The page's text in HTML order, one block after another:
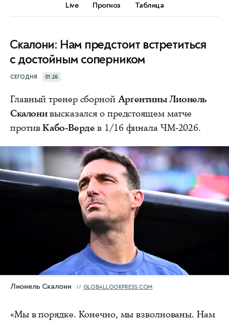
Live Прогноз Таблица
Скалони: Нам предстоит встретиться
с достойным соперником
СЕГОДНЯ 01:26
Главный тренер сборной Аргентины Лионель
Скалонивысказался о предстоящем матче
противКабо-Верде в 1/16 финала ЧМ-2026.
Лионель Скалони GLOBALLOOKPRESS.COM
«Мы в порядке. Конечно, мы взволнованы. Нам